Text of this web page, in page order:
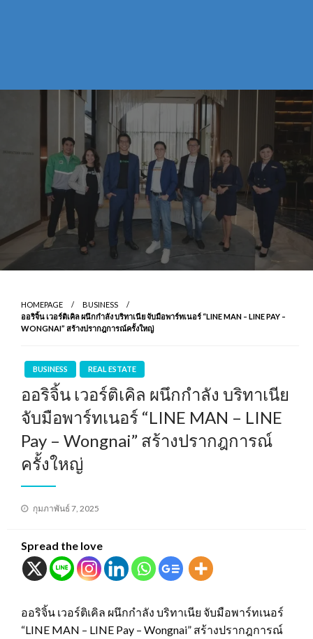
HOMEPAGE
BUSINESS
ออริจิ้น เวอร์ติเคิล ผนึกกำลัง บริทาเนีย จับมือพาร์ทเนอร์ “LINE MAN – LINE PAY –
WONGNAI” สร้างปรากฎการณ์ครั้งใหญ่
BUSINESS REAL ESTATE
ออริจิ้น เวอร์ติเคิล ผนึกกำลัง บริทาเนีย
จับมือพาร์ทเนอร์ “LINE MAN – LINE
Pay – Wongnai” สร้างปรากฎการณ์
ครั้งใหญ่
Posted
กุมภาพันธ์ 7, 2025
Spread the love
ออริจิ้น เวอร์ติเคิล ผนึกกำลัง บริทาเนีย จับมือพาร์ทเนอร์
“LINE MAN – LINE Pay – Wongnai” สร้างปรากฎการณ์